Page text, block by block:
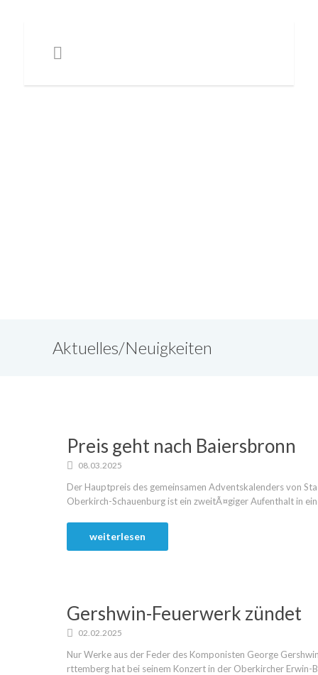
Aktuelles/Neuigkeiten
Preis geht nach Baiersbronn
08.03.2025
Der Hauptpreis des gemeinsamen Adventskalenders von
Oberkirch-Schauenburg ist ein zweitÃ¤giger Aufenthalt in
weiterlesen
Gershwin-Feuerwerk zündet
02.02.2025
Nur Werke aus der Feder des Komponisten George
rttemberg hat bei seinem Konzert in der Oberkircher Erwin-